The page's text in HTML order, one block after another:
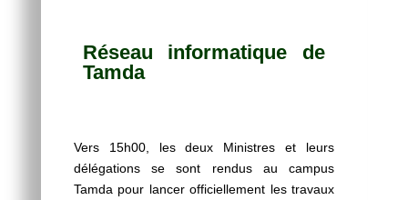
Réseau informatique de
Tamda
Vers 15h00, les deux Ministres et leurs
délégations se sont rendus au campus
Tamda pour lancer officiellement les travaux